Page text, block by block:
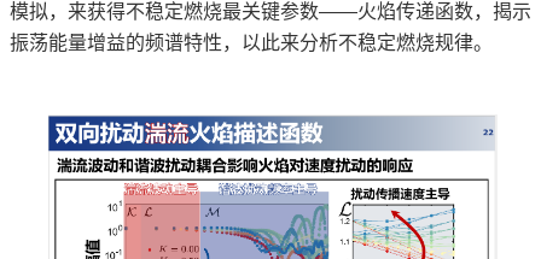
模拟，来获得不稳定燃烧最关键参数——火焰传递函数，揭示
振荡能量增益的频谱特性，以此来分析不稳定燃烧规律。